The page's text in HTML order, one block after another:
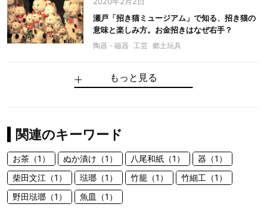
瀬戸「招き猫ミュージアム」で知る、招き猫の
意味と楽しみ方。お金招きはなぜ右手？
陶器・磁器 工芸 郷土玩具
もっと見る
関連のキーワード
お茶（1） ぬか漬け（1） 八尾和紙（1）
器（1）
柴田文江（1）
琺瑯（1） 竹籠（1）
竹細工（1）
野田琺瑯（1）
魚皿（1）